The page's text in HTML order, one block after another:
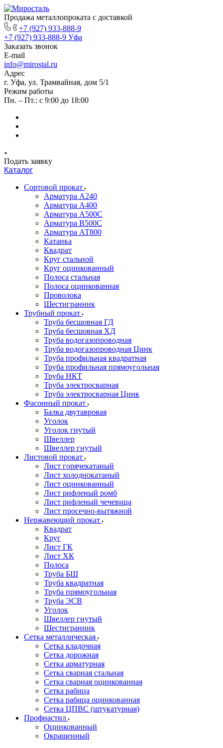
Продажа металлопроката с доставкой
+7 (927) 933-888-9
+7 (927) 933-888-9 Уфа
Заказать звонок
E-mail
info@mirostal.ru
Адрес
г. Уфа, ул. Трамвайная, дом 5/1
Режим работы
Пн. – Пт.: с 9:00 до 18:00
Подать заявку
Каталог
Сортовой прокат
Арматура А240
Арматура А400
Арматура А500C
Арматура В500С
Арматура АТ800
Катанка
Квадрат
Круг стальной
Круг оцинкованный
Полоса стальная
Полоса оцинкованная
Проволока
Шестигранник
Трубный прокат
Труба бесшовная ГД
Труба бесшовная ХД
Труба водогазопроводная
Труба водогазопроводная Цинк
Труба профильная квадратная
Труба профильная прямоугольная
Труба НКТ
Труба электросварная
Труба электросварная Цинк
Фасонный прокат
Балка двутавровая
Уголок
Уголок гнутый
Швеллер
Швеллер гнутый
Листовой прокат
Лист горячекатаный
Лист холоднокатаный
Лист оцинкованный
Лист рифленый ромб
Лист рифленый чечевица
Лист просечно-вытяжной
Нержавеющий прокат
Квадрат
Круг
Лист ГК
Лист ХК
Полоса
Труба БШ
Труба квадратная
Труба прямоугольная
Труба ЭСВ
Уголок
Швеллер гнутый
Шестигранник
Сетка металлическая
Сетка кладочная
Сетка дорожная
Сетка арматурная
Сетка сварная стальная
Сетка сварная оцинкованная
Сетка рабица
Сетка рабица оцинкованная
Сетка ЦПВС (штукатурная)
Профнастил
Оцинкованный
Окрашенный